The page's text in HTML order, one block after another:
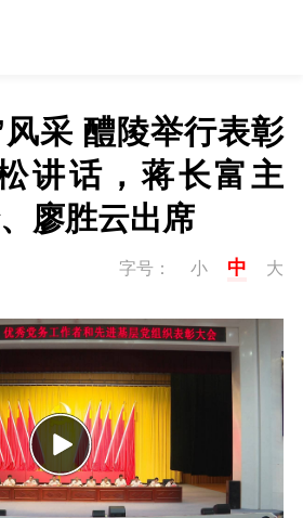
采 醴陵举行表彰
讲话，蒋长富主
廖胜云出席
字号： 小 中 大
P